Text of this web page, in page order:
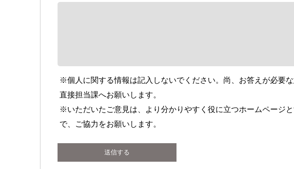
※個人に関する情報は記入しないでください。尚、お答えが必要
直接担当課へお願いします。
※いただいたご意見は、より分かりやすく役に立つホームページ
で、ご協力をお願いします。